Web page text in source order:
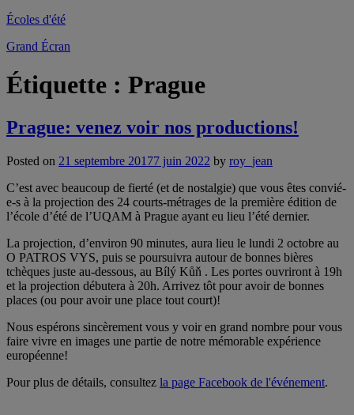
Écoles d'été
Grand Écran
Étiquette : Prague
Prague: venez voir nos productions!
Posted on 21 septembre 20177 juin 2022 by roy_jean
C’est avec beaucoup de fierté (et de nostalgie) que vous êtes convié-
e-s à la projection des 24 courts-métrages de la première édition de
l’école d’été de l’UQAM à Prague ayant eu lieu l’été dernier.
La projection, d’environ 90 minutes, aura lieu le lundi 2 octobre au
O PATROS VYS, puis se poursuivra autour de bonnes bières
tchèques juste au-dessous, au Bílý Kůň . Les portes ouvriront à 19h
et la projection débutera à 20h. Arrivez tôt pour avoir de bonnes
places (ou pour avoir une place tout court)!
Nous espérons sincèrement vous y voir en grand nombre pour vous
faire vivre en images une partie de notre mémorable expérience
européenne!
Pour plus de détails, consultez la page Facebook de l'événement.